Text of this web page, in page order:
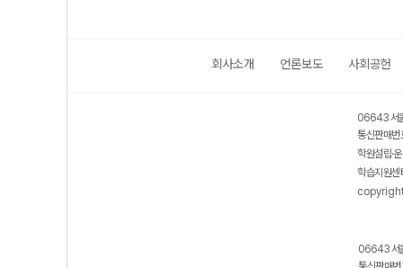
회사소개 언론보도 사회공헌
06643 서
통신판매
학원설립·
학습지원
06643 서